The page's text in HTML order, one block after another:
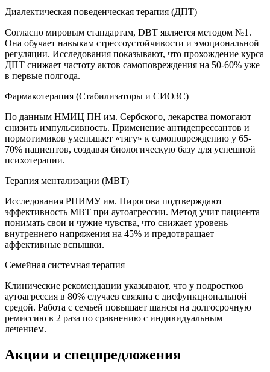
Диалектическая поведенческая терапия (ДПТ)
Согласно мировым стандартам, DBT является методом №1.
Она обучает навыкам стрессоустойчивости и эмоциональной
регуляции. Исследования показывают, что прохождение курса
ДПТ снижает частоту актов самоповреждения на 50-60% уже
в первые полгода.
Фармакотерапия (Стабилизаторы и СИОЗС)
По данным НМИЦ ПН им. Сербского, лекарства помогают
снизить импульсивность. Применение антидепрессантов и
нормотимиков уменьшает «тягу» к самоповреждению у 65-
70% пациентов, создавая биологическую базу для успешной
психотерапии.
Терапия ментализации (MBT)
Исследования РНИМУ им. Пирогова подтверждают
эффективность MBT при аутоагрессии. Метод учит пациента
понимать свои и чужие чувства, что снижает уровень
внутреннего напряжения на 45% и предотвращает
аффективные вспышки.
Семейная системная терапия
Клинические рекомендации указывают, что у подростков
аутоагрессия в 80% случаев связана с дисфункциональной
средой. Работа с семьей повышает шансы на долгосрочную
ремиссию в 2 раза по сравнению с индивидуальным
лечением.
Акции и спецпредложения